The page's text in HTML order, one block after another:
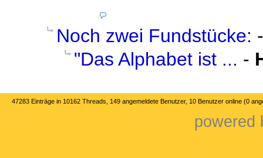
Noch zwei Fundstücke:
"Das Alphabet ist ... -
47283 Einträge in 10162 Threads, 149 angemeldete Benutzer, 10 Benutzer online (0
powered